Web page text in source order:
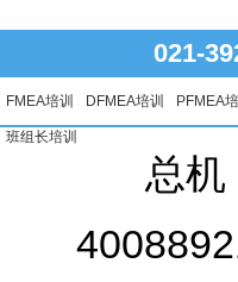
021-
FMEA培训 DFMEA培训 PFMEA
班组长培训
总机